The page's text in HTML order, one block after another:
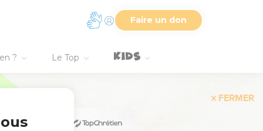
Faire un don
? Le Top
FERMER